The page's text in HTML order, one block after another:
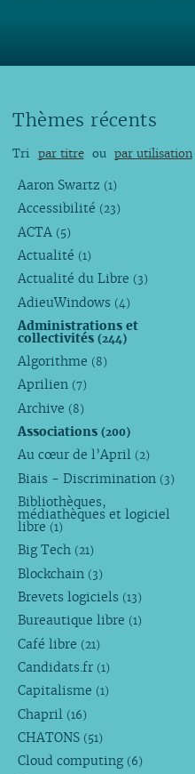
Thèmes récents
Tri par titre ou par utilisation
Aaron Swartz (1)
Accessibilité (23)
ACTA (5)
Actualité (1)
Actualité du Libre (3)
AdieuWindows (4)
Administrations et
collectivités (244)
Algorithme (8)
Aprilien (7)
Archive (8)
Associations (200)
Au cœur de l’April (2)
Biais - Discrimination (3)
Bibliothèques,
médiathèques et logiciel
libre (1)
Big Tech (21)
Blockchain (3)
Brevets logiciels (13)
Bureautique libre (1)
Café libre (21)
Candidats.fr (1)
Capitalisme (1)
Chapril (16)
CHATONS (51)
Cloud computing (6)